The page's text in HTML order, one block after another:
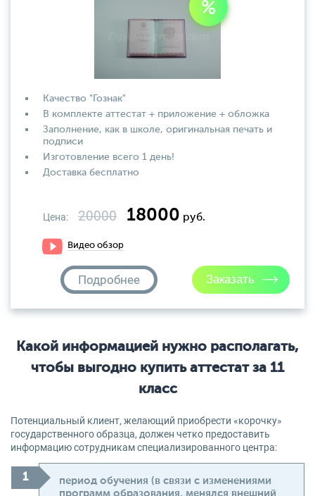
Качество "Гознак"
В комплекте аттестат + приложение + обложка
Заполнение, как в школе, оригинальная печать и
подписи
Изготовление всего 1 день!
Доставка бесплатно
Цена: 20000 18000 руб.
Видео обзор
Подробнее
Какой информацией нужно располагать,
чтобы выгодно купить аттестат за 11
класс
Потенциальный клиент, желающий приобрести «корочку»
государственного образца, должен четко предоставить
информацию сотрудникам специализированного центра:
период обучения (в связи с изменениями
программ образования, менялся внешний